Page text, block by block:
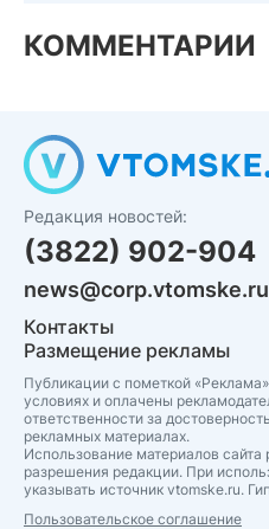
КОММЕНТАРИИ
Редакция новостей:
(3822) 902-904
news@corp.vtomske.ru
Контакты
Размещение рекламы
Публикации с пометкой
условиях и оплачены
ответственности за
рекламных материалах.
Использование материалов
разрешения редакции. При
указывать источник vtomske.ru.
Пользовательское соглашение